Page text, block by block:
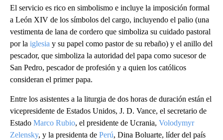
El servicio es rico en simbolismo e incluye la imposición formal
a León XIV de los símbolos del cargo, incluyendo el palio (una
vestimenta de lana de cordero que simboliza su cuidado pastoral
por la iglesia y su papel como pastor de su rebaño) y el anillo del
pescador, que simboliza la autoridad del papa como sucesor de
San Pedro, pescador de profesión y a quien los católicos
consideran el primer papa.
Entre los asistentes a la liturgia de dos horas de duración están el
vicepresidente de Estados Unidos, J. D. Vance, el secretario de
Estado Marco Rubio, el presidente de Ucrania, Volodymyr
Zelensky, y la presidenta de Perú, Dina Boluarte, líder del país